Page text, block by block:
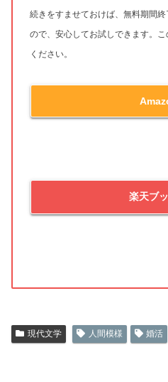
続きをすませておけば、無料期間
ので、安心してお試しできます。
ください。
楽天ブ
現代文学 人間模様 婚活